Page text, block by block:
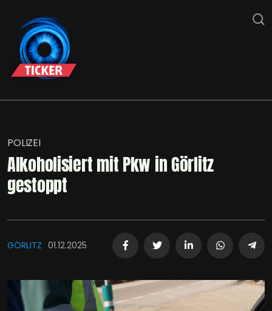
POLIZEI
Alkoholisiert mit Pkw in Görlitz
gestoppt
GÖRLITZ 01.12.2025